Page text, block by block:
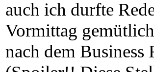
auch ich durfte
Vormittag
nach dem Business